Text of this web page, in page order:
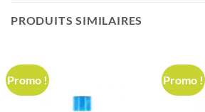
PRODUITS SIMILAIRES
Promo ! Promo !